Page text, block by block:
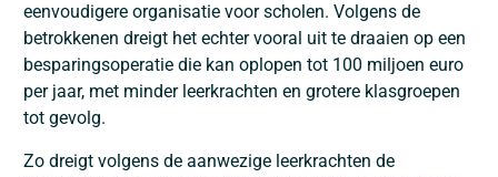
eenvoudigere organisatie voor scholen. Volgens de
betrokkenen dreigt het echter vooral uit te draaien op een
besparingsoperatie die kan oplopen tot 100 miljoen euro
per jaar, met minder leerkrachten en grotere klasgroepen
tot gevolg.
Zo dreigt volgens de aanwezige leerkrachten de